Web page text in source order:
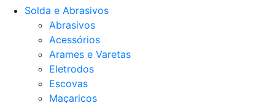
Solda e Abrasivos
Abrasivos
Acessórios
Arames e Varetas
Eletrodos
Escovas
Maçaricos